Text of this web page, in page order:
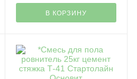
В КОРЗИНУ